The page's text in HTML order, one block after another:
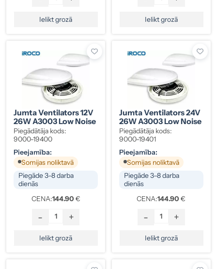
Ielikt grozā Ielikt grozā
Jumta Ventilators 12V
26W A3003 Low Noise
Piegādātāja kods:
9000-19400
Pieejamība:
Somijas noliktavā
Piegāde 3–8 darba
dienās
CENA:144.90 €
- +
Ielikt grozā
Jumta Ventilators 24V
26W A3003 Low Noise
Piegādātāja kods:
9000-19401
Pieejamība:
Somijas noliktavā
Piegāde 3–8 darba
dienās
CENA:144.90 €
- +
Ielikt grozā